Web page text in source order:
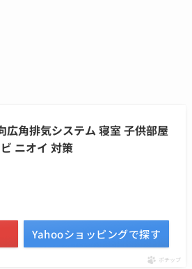
広角排気システム 寝室 子供部屋
ニオイ 対策
Yahooショッピングで探す
ポチップ